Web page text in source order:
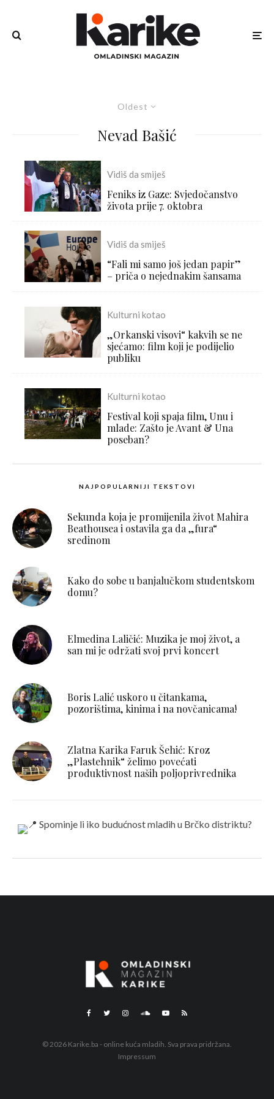
Oldest
Nevad Bašić
Vidiš da smiješ
Feniks iz Gaze: Svjedočanstvo
života prije 7. oktobra
Vidiš da smiješ
“Fali mi samo još jedan papir”
– priča o nejednakim šansama
Kulturni kotao
„Orkanski visovi“ kakvih se ne
sjećamo: film koji je podijelio
publiku
Kulturni kotao
Festival koji spaja film, Unu i
mlade: Zašto je Avant & Una
poseban?
NAJPOPULARNIJI TEKSTOVI
Sekunda koja je promijenila život Mahira
Beathousea i ostavila ga da „fura“
sredinom
Kako do sobe u banjalučkom studentskom
domu?
Elmedina Laličić: Muzika je moj život, a
san mi je održati svoj prvi koncert
Boris Lalić uskoro u čitankama,
pozorištima, kinima i na novčanicama!
Zlatna Karika Faruk Šehić: Kroz
„Plastehnik“ želimo povećati
produktivnost naših poljoprivrednika
© 2026 Karike.ba - online kuća mladih. Sva prava pridržana.
Impressum